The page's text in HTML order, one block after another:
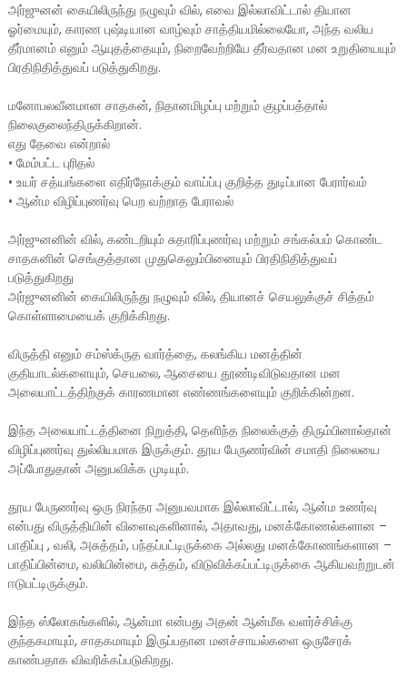
அர்ஜுனன் கையிலிருந்து நழுவும் வில், எவை இல்லாவிட்டால் தியான
ஓர்மையும், காரண புஷ்டியான வாழ்வும் சாத்தியமில்லையோ, அந்த வலிய
தீர்மானம் எனும் ஆயுதத்தையும், நிறைவேற்றியே தீர்வதான மன உறுதியையும்
பிரதிநிதித்துவப் படுத்துகிறது.
மனோபலவீனமான சாதகன், நிதானமிழப்பு மற்றும் குழப்பத்தால்
நிலைகுலைந்திருக்கிறான்.
எது தேவை என்றால்
• மேம்பட்ட புரிதல்
• உயர் சத்யங்களை எதிர்நோக்கும் வாய்ப்பு குறித்த துடிப்பான பேரார்வம்
• ஆன்ம விழிப்புணர்வு பெற வற்றாத பேராவல்
அர்ஜுனனின் வில், கண்டறியும் சுதாரிப்புணர்வு மற்றும் சங்கல்பம் கொண்ட
சாதகனின் செங்குத்தான முதுகெலும்பினையும் பிரதிநிதித்துவப்
படுத்துகிறது
அர்ஜுனனின் கையிலிருந்து நழுவும் வில், தியானச் செயலுக்குச் சித்தம்
கொள்ளாமையைக் குறிக்கிறது.
விருத்தி எனும் சம்ஸ்க்ருத வார்த்தை, கலங்கிய மனத்தின்
குதியாடல்களையும், செயலை, ஆசையை தூண்டிவிடுவதான மன
அலையாட்டத்திற்குக் காரணமான எண்ணங்களையும் குறிக்கின்றன.
இந்த அலையாட்டத்தினை நிறுத்தி, தெளிந்த நிலைக்குத் திரும்பினால்தான்
விழிப்புணர்வு துல்லியமாக இருக்கும். தூய பேருணர்வின் சமாதி நிலையை
அப்போதுதான் அனுபவிக்க முடியும்.
தூய பேருணர்வு ஒரு நிரந்தர அனுபவமாக இல்லாவிட்டால், ஆன்ம உணர்வு
என்பது விருத்தியின் விளைவுகளினால், அதாவது, மனக்கோணல்களான –
பாதிப்பு , வலி, அசுத்தம், பந்தப்பட்டிருக்கை அல்லது மனக்கோணங்களான –
பாதிப்பின்மை, வலியின்மை, சுத்தம், விடுவிக்கப்பட்டிருக்கை ஆகியவற்றுடன்
ஈடுபட்டிருக்கும்.
இந்த ஸ்லோகங்களில், ஆன்மா என்பது அதன் ஆன்மீக வளர்ச்சிக்கு
குந்தகமாயும், சாதகமாயும் இருப்பதான மனச்சாயல்களை ஒருசேரக்
காண்பதாக விவரிக்கப்படுகிறது.